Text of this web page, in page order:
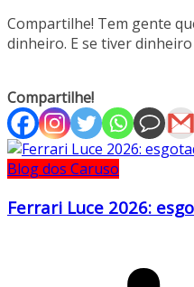
Compartilhe! Tem gente
dinheiro. E se tiver
Compartilhe!
Blog dos Caruso
Ferrari Luce 2026: